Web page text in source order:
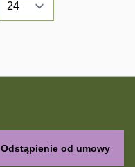
Odstąpienie od umowy